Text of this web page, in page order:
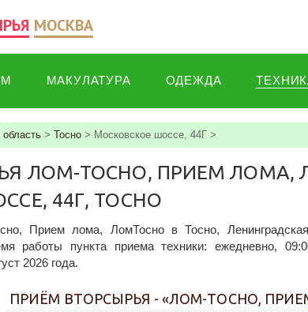
МОСКВА
МАКУЛАТУРА ОДЕЖДА
> Тосно > Московское шоссе, 44Г >
ЛОМ-ТОСНО, ПРИЕМ ЛОМА,
44Г, ТОСНО
Прием лома, ЛомТосно в Тосно,
работы пункта приема техники: ежедневно,
2026 года.
ПРИЁМ ВТОРСЫРЬЯ - «ЛОМ-ТОСНО,